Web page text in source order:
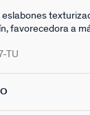
favorecedora a
TU